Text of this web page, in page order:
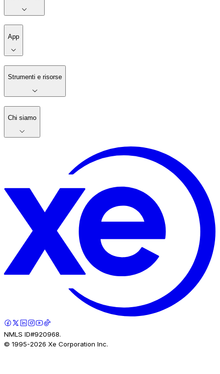
App
Strumenti e risorse
Chi siamo
NMLS ID#920968.
© 1995-2026 Xe Corporation Inc.